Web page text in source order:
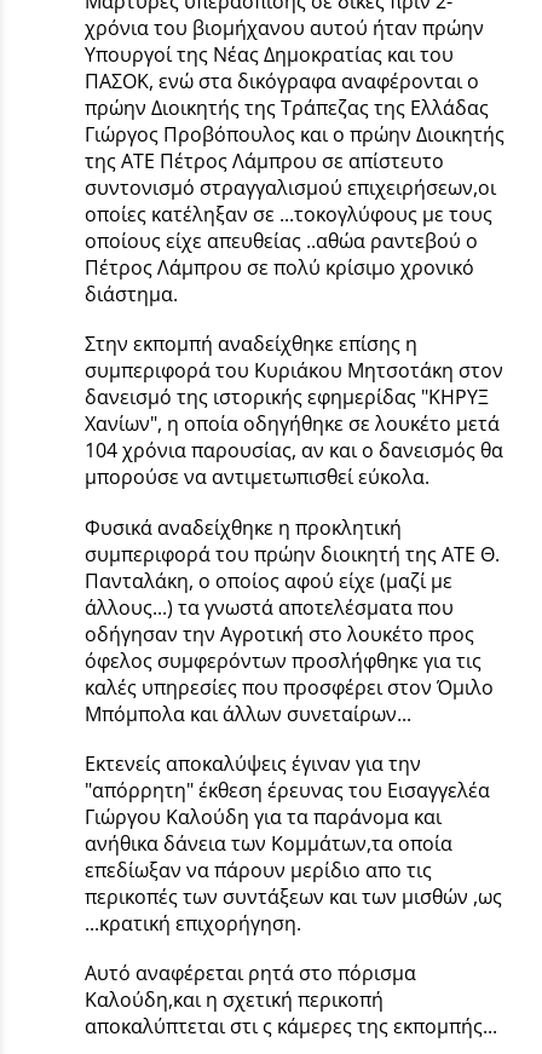
χρόνια του βιομήχανου αυτού ήταν πρώην
Υπουργοί της Νέας Δημοκρατίας και του
ΠΑΣΟΚ, ενώ στα δικόγραφα αναφέρονται ο
πρώην Διοικητής της Τράπεζας της Ελλάδας
Γιώργος Προβόπουλος και ο πρώην Διοικητής
της ΑΤΕ Πέτρος Λάμπρου σε απίστευτο
συντονισμό στραγγαλισμού επιχειρήσεων,οι
οποίες κατέληξαν σε ...τοκογλύφους με τους
οποίους είχε απευθείας ..αθώα ραντεβού ο
Πέτρος Λάμπρου σε πολύ κρίσιμο χρονικό
διάστημα.
Στην εκπομπή αναδείχθηκε επίσης η
συμπεριφορά του Κυριάκου Μητσοτάκη στον
δανεισμό της ιστορικής εφημερίδας "ΚΗΡΥΞ
Χανίων", η οποία οδηγήθηκε σε λουκέτο μετά
104 χρόνια παρουσίας, αν και ο δανεισμός θα
μπορούσε να αντιμετωπισθεί εύκολα.
Φυσικά αναδείχθηκε η προκλητική
συμπεριφορά του πρώην διοικητή της ΑΤΕ Θ.
Πανταλάκη, ο οποίος αφού είχε (μαζί με
άλλους...) τα γνωστά αποτελέσματα που
οδήγησαν την Αγροτική στο λουκέτο προς
όφελος συμφερόντων προσλήφθηκε για τις
καλές υπηρεσίες που προσφέρει στον Όμιλο
Μπόμπολα και άλλων συνεταίρων...
Εκτενείς αποκαλύψεις έγιναν για την
"απόρρητη" έκθεση έρευνας του Εισαγγελέα
Γιώργου Καλούδη για τα παράνομα και
ανήθικα δάνεια των Κομμάτων,τα οποία
επεδίωξαν να πάρουν μερίδιο απο τις
περικοπές των συντάξεων και των μισθών ,ως
...κρατική επιχορήγηση.
Αυτό αναφέρεται ρητά στο πόρισμα
Καλούδη,και η σχετική περικοπή
αποκαλύπτεται στι ς κάμερες της εκπομπής...